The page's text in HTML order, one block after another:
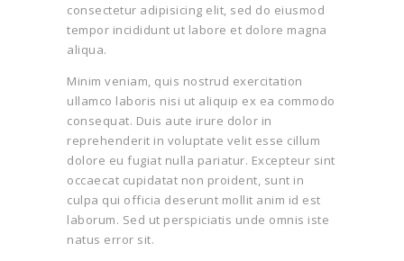
consectetur adipisicing elit, sed do eiusmod
tempor incididunt ut labore et dolore magna
aliqua.
Minim veniam, quis nostrud exercitation
ullamco laboris nisi ut aliquip ex ea commodo
consequat. Duis aute irure dolor in
reprehenderit in voluptate velit esse cillum
dolore eu fugiat nulla pariatur. Excepteur sint
occaecat cupidatat non proident, sunt in
culpa qui officia deserunt mollit anim id est
laborum. Sed ut perspiciatis unde omnis iste
natus error sit.